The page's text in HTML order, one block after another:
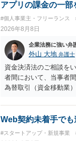
アプリの課金の一部
#個人事業主・フリーランス
2026年8月8日
企業法務に強い弁
外山 大地 弁護士
資金決済法のご相談を
者間において、当事者
為替取引（資金移動業
に「利用者から資金を
アプリの仕組みが利用
れているのかなど、具
Web契約未着手で
#スタートアップ・新規事業